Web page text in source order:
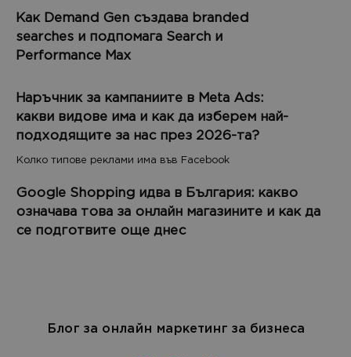
Как Demand Gen създава branded
searches и подпомага Search и
Performance Max
Наръчник за кампаниите в Meta Ads:
какви видове има и как да изберем най-
подходящите за нас през 2026-та?
Колко типове реклами има във Facebook
Google Shopping идва в България: какво
означава това за онлайн магазините и как да
се подготвите още днес
Блог за онлайн маркетинг за бизнеса